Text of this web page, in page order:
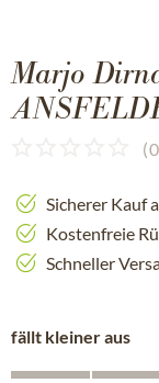
Marjo
(0
Sicherer Kauf
Kostenfreie
Schneller
fällt kleiner aus